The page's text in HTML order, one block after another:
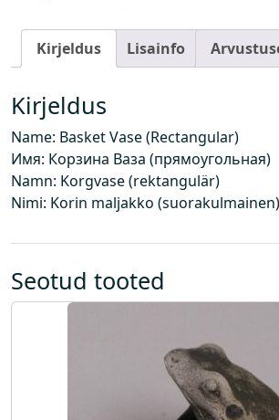
a
n
d
i
l
i
n
)
k
o
Kirjeldus Lisainfo
Kirjeldus
Name: Basket Vase (Rectangular)
Имя: Корзина Ваза (прямоугольная)
Namn: Korgvase (rektangulär)
Nimi: Korin maljakko (suorakulmainen)
Seotud tooted